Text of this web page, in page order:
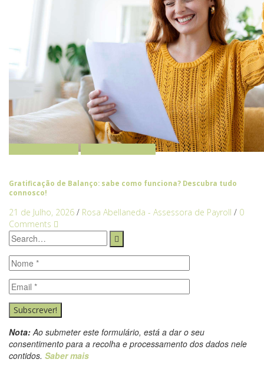
Gratificação de Balanço: sabe como funciona? Descubra tudo
connosco!
21 de Julho, 2026 / Rosa Abellaneda - Assessora de Payroll / 0
Comments
Subscrever!
Nota:Ao submeter este formulário, está a dar o seu
consentimento para a recolha e processamento dos dados nele
contidos. Saber mais